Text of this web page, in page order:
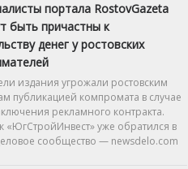
портала RostovGazeta
быть причастны к
денег у ростовских
издания угрожали ростовским
публикацией компромата в случае
рекламного контракта.
«ЮгСтройИнвест» уже обратился в
сообщество — newsdelo.com